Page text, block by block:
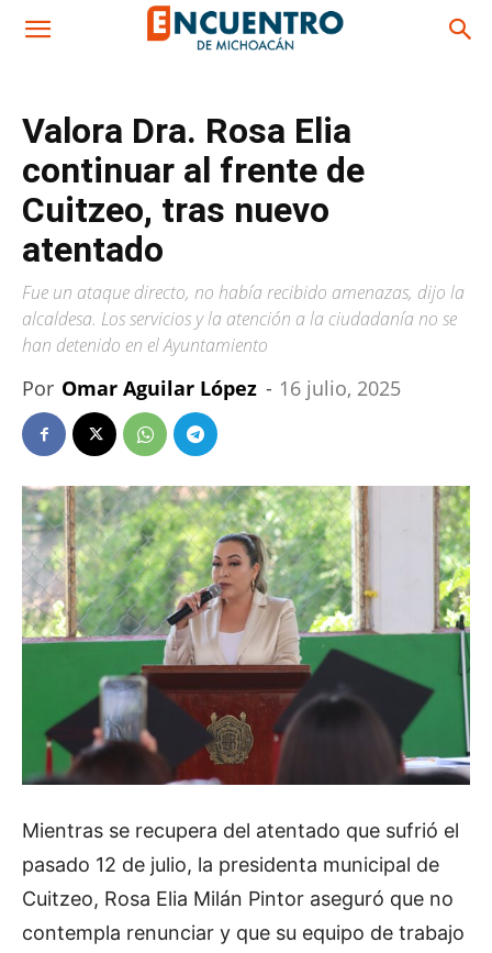
Valora Dra. Rosa Elia
continuar al frente de
Cuitzeo, tras nuevo
atentado
Fue un ataque directo, no había recibido amenazas, dijo la
alcaldesa. Los servicios y la atención a la ciudadanía no se
han detenido en el Ayuntamiento
Por Omar Aguilar López - 16 julio, 2025
Mientras se recupera del atentado que sufrió el
pasado 12 de julio, la presidenta municipal de
Cuitzeo, Rosa Elia Milán Pintor aseguró que no
contempla renunciar y que su equipo de trabajo